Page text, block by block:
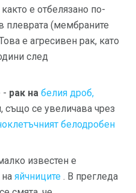
е отбелязано по-
плеврата (мембраните
е агресивен рак, като
след
- рак на белия дроб,
също се увеличава чрез
белодробен
известен е
на яйчниците . В прегледа